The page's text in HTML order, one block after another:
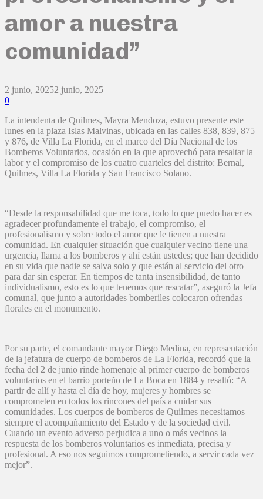
amor a nuestra
comunidad”
2 junio, 20252 junio, 2025
0
La intendenta de Quilmes, Mayra Mendoza, estuvo presente este
lunes en la plaza Islas Malvinas, ubicada en las calles 838, 839, 875
y 876, de Villa La Florida, en el marco del Día Nacional de los
Bomberos Voluntarios, ocasión en la que aprovechó para resaltar la
labor y el compromiso de los cuatro cuarteles del distrito: Bernal,
Quilmes, Villa La Florida y San Francisco Solano.
“Desde la responsabilidad que me toca, todo lo que puedo hacer es
agradecer profundamente el trabajo, el compromiso, el
profesionalismo y sobre todo el amor que le tienen a nuestra
comunidad. En cualquier situación que cualquier vecino tiene una
urgencia, llama a los bomberos y ahí están ustedes; que han decidido
en su vida que nadie se salva solo y que están al servicio del otro
para dar sin esperar. En tiempos de tanta insensibilidad, de tanto
individualismo, esto es lo que tenemos que rescatar”, aseguró la Jefa
comunal, que junto a autoridades bomberiles colocaron ofrendas
florales en el monumento.
Por su parte, el comandante mayor Diego Medina, en representación
de la jefatura de cuerpo de bomberos de La Florida, recordó que la
fecha del 2 de junio rinde homenaje al primer cuerpo de bomberos
voluntarios en el barrio porteño de La Boca en 1884 y resaltó: “A
partir de allí y hasta el día de hoy, mujeres y hombres se
comprometen en todos los rincones del país a cuidar sus
comunidades. Los cuerpos de bomberos de Quilmes necesitamos
siempre el acompañamiento del Estado y de la sociedad civil.
Cuando un evento adverso perjudica a uno o más vecinos la
respuesta de los bomberos voluntarios es inmediata, precisa y
profesional. A eso nos seguimos comprometiendo, a servir cada vez
mejor”.